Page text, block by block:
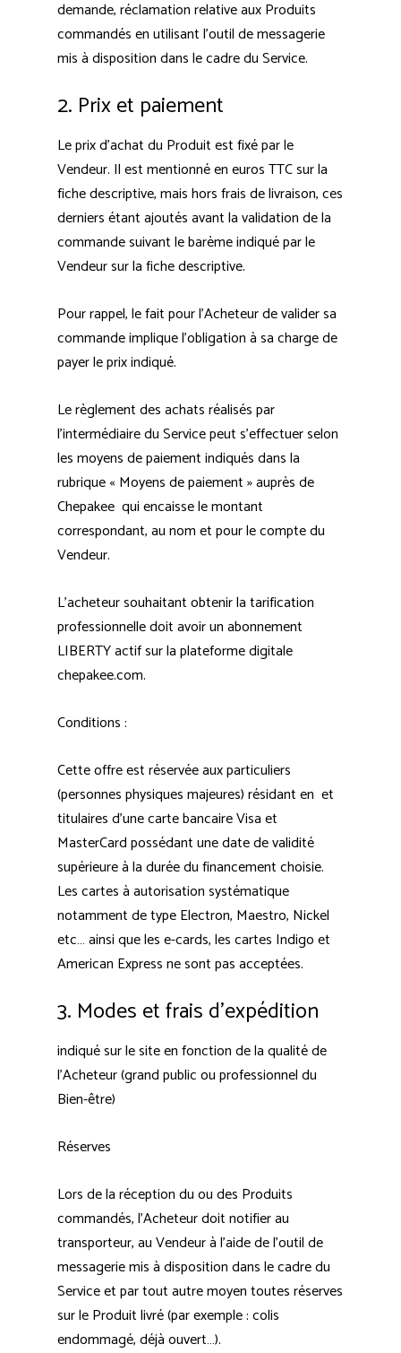
demande, réclamation relative aux Produits
commandés en utilisant l’outil de messagerie
mis à disposition dans le cadre du Service.
2. Prix et paiement
Le prix d’achat du Produit est fixé par le
Vendeur. Il est mentionné en euros TTC sur la
fiche descriptive, mais hors frais de livraison, ces
derniers étant ajoutés avant la validation de la
commande suivant le barème indiqué par le
Vendeur sur la fiche descriptive.
Pour rappel, le fait pour l’Acheteur de valider sa
commande implique l’obligation à sa charge de
payer le prix indiqué.
Le règlement des achats réalisés par
l’intermédiaire du Service peut s’effectuer selon
les moyens de paiement indiqués dans la
rubrique « Moyens de paiement » auprès de
Chepakee qui encaisse le montant
correspondant, au nom et pour le compte du
Vendeur.
L'acheteur souhaitant obtenir la tarification
professionnelle doit avoir un abonnement
LIBERTY actif sur la plateforme digitale
chepakee.com.
Conditions :
Cette offre est réservée aux particuliers
(personnes physiques majeures) résidant en et
titulaires d’une carte bancaire Visa et
MasterCard possédant une date de validité
supérieure à la durée du financement choisie.
Les cartes à autorisation systématique
notamment de type Electron, Maestro, Nickel
etc… ainsi que les e-cards, les cartes Indigo et
American Express ne sont pas acceptées.
3. Modes et frais d’expédition
indiqué sur le site en fonction de la qualité de
l'Acheteur (grand public ou professionnel du
Bien-être)
Réserves
Lors de la réception du ou des Produits
commandés, l’Acheteur doit notifier au
transporteur, au Vendeur à l’aide de l’outil de
messagerie mis à disposition dans le cadre du
Service et par tout autre moyen toutes réserves
sur le Produit livré (par exemple : colis
endommagé, déjà ouvert…).